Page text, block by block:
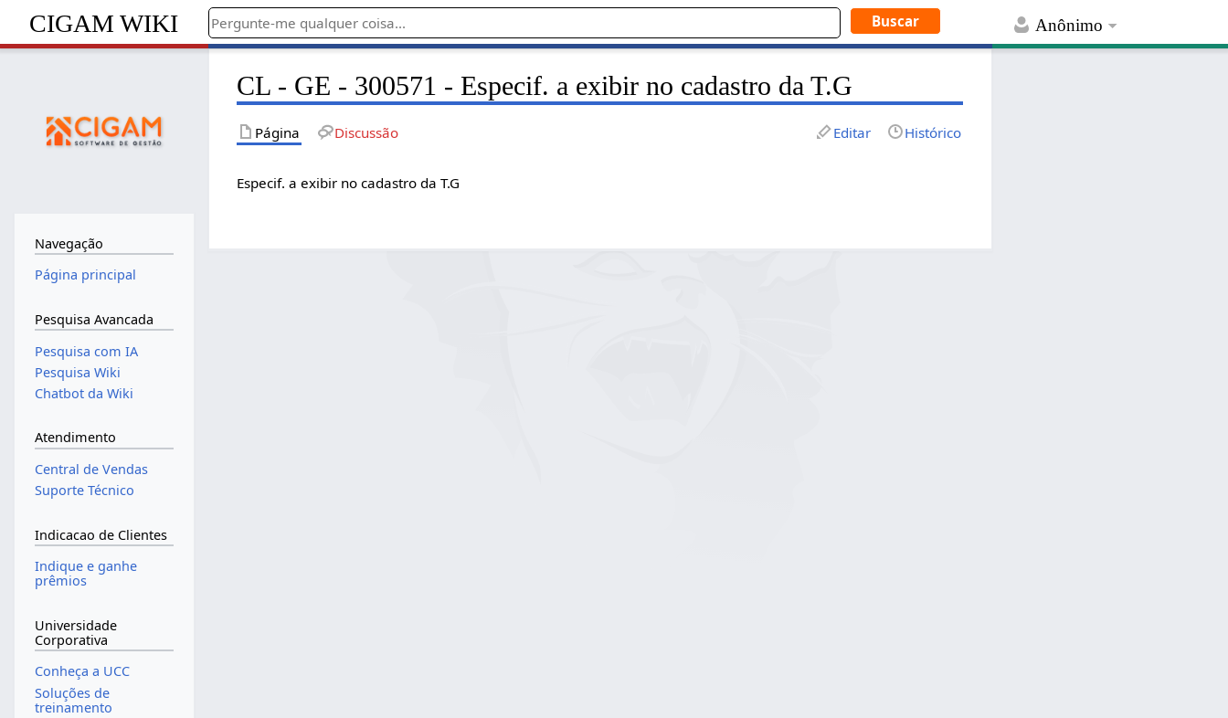
Anônimo
CIGAM WIKI
CL - GE - 300571 - Especif. a exibir no cadastro da T.G
Página Discussão Editar Histórico
Especif. a exibir no cadastro da T.G
Navegação
Página principal
Pesquisa Avancada
Pesquisa com IA
Pesquisa Wiki
Chatbot da Wiki
Atendimento
Central de Vendas
Suporte Técnico
Indicacao de Clientes
Indique e ganhe
prêmios
Universidade
Corporativa
Conheça a UCC
Soluções de
treinamento